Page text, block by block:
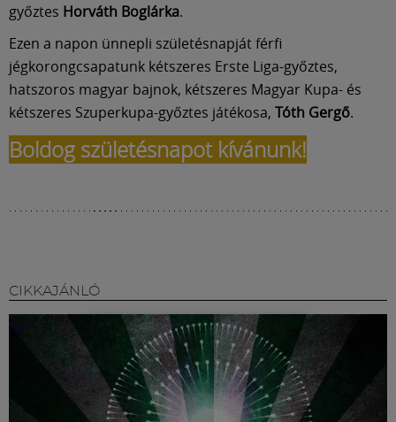
győztes Horváth Boglárka.
Ezen a napon ünnepli születésnapját férfi
jégkorongcsapatunk kétszeres Erste Liga-győztes,
hatszoros magyar bajnok, kétszeres Magyar Kupa- és
kétszeres Szuperkupa-győztes játékosa, Tóth Gergő.
Boldog születésnapot kívánunk!
CIKKAJÁNLÓ